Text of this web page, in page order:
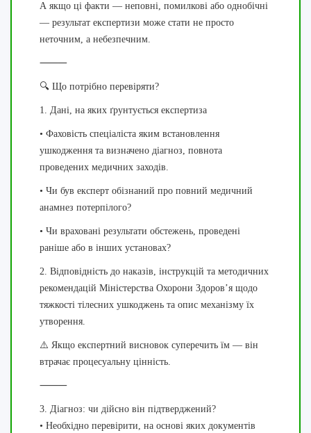
А якщо ці факти — неповні, помилкові або однобічні
— результат експертизи може стати не просто
неточним, а небезпечним.
⸻
🔍 Що потрібно перевіряти?
1. Дані, на яких ґрунтується експертиза
• Фаховість спеціаліста яким встановлення
ушкодження та визначено діагноз, повнота
проведених медичних заходів.
• Чи був експерт обізнаний про повний медичний
анамнез потерпілого?
• Чи враховані результати обстежень, проведені
раніше або в інших установах?
2. Відповідність до наказів, інструкцій та методичних
рекомендацій Міністерства Охорони Здоровʼя щодо
тяжкості тілесних ушкоджень та опис механізму їх
утворення.
⚠️ Якщо експертний висновок суперечить їм — він
втрачає процесуальну цінність.
⸻
3. Діагноз: чи дійсно він підтверджений?
• Необхідно перевірити, на основі яких документів